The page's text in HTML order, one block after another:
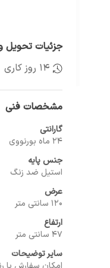
جزئیات تحویل
14 روز کاری
مشخصات فنی
گارانتی
24 ماه بورنووی
جنس پایه
استیل ضد زنگ
عرض
120 سانتی متر
ارتفاع
47 سانتی متر
سایر توضیحات